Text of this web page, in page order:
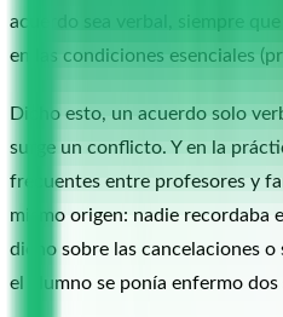
acuerdo sea verbal, siempre
en las condiciones esenciales
Dicho esto, un acuerdo solo
surge un conflicto. Y en la
frecuentes entre profesores y
mismo origen: nadie recordaba
dicho sobre las cancelaciones o
el alumno se ponía enfermo dos